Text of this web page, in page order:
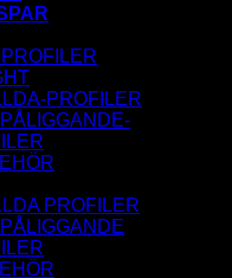
PROFILER
PROFILER